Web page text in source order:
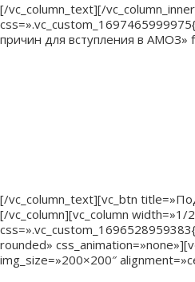
[/vc_column_text][/
причин для вступления в
[/vc_column_text][vc_btn
[/vc_column][vc_column
rounded»
img_size=»200×200″